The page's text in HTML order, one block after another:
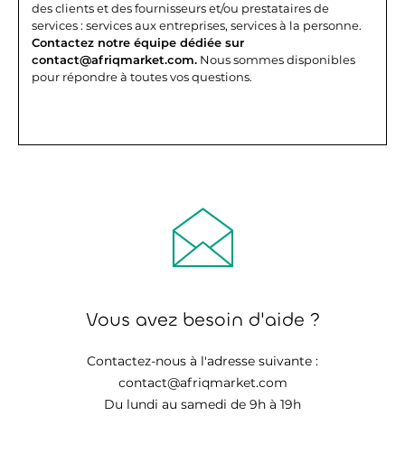
des clients et des fournisseurs et/ou prestataires de
services : services aux entreprises, services à la personne.
Contactez notre équipe dédiée sur
contact@afriqmarket.com. Nous sommes disponibles
pour répondre à toutes vos questions.
Vous avez besoin d'aide ?
Contactez-nous à l'adresse suivante :
contact@afriqmarket.com
Du lundi au samedi de 9h à 19h